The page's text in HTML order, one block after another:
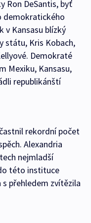
Ron DeSantis, byť
demokratického
v Kansasu blízký
státu, Kris Kobach,
Demokraté
Mexiku, Kansasu,
republikánští
rekordní počet
Alexandria
nejmladší
této instituce
přehledem zvítězila